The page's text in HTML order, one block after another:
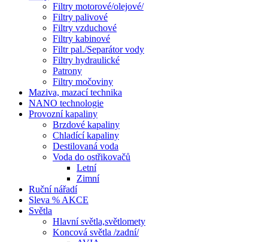
Filtry motorové/olejové/
Filtry palivové
Filtry vzduchové
Filtry kabinové
Filtr pal./Separátor vody
Filtry hydraulické
Patrony
Filtry močoviny
Maziva, mazací technika
NANO technologie
Provozní kapaliny
Brzdové kapaliny
Chladící kapaliny
Destilovaná voda
Voda do ostřikovačů
Letní
Zimní
Ruční nářadí
Sleva % AKCE
Světla
Hlavní světla,světlomety
Koncová světla /zadní/